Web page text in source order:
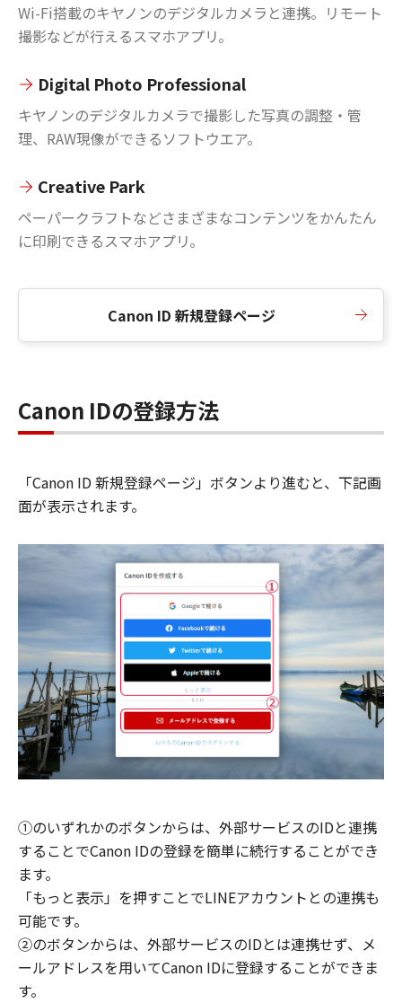
Wi-Fi搭載のキヤノンのデジタルカメラと連携。リモート
撮影などが行えるスマホアプリ。
Digital Photo Professional
キヤノンのデジタルカメラで撮影した写真の調整・管
理、RAW現像ができるソフトウエア。
Creative Park
ペーパークラフトなどさまざまなコンテンツをかんたん
に印刷できるスマホアプリ。
Canon ID 新規登録ページ
Canon IDの登録方法
「Canon ID 新規登録ページ」ボタンより進むと、下記画
面が表示されます。
①のいずれかのボタンからは、外部サービスのIDと連携
することでCanon IDの登録を簡単に続行することができ
ます。
「もっと表示」を押すことでLINEアカウントとの連携も
可能です。
②のボタンからは、外部サービスのIDとは連携せず、メ
ールアドレスを用いてCanon IDに登録することができま
す。